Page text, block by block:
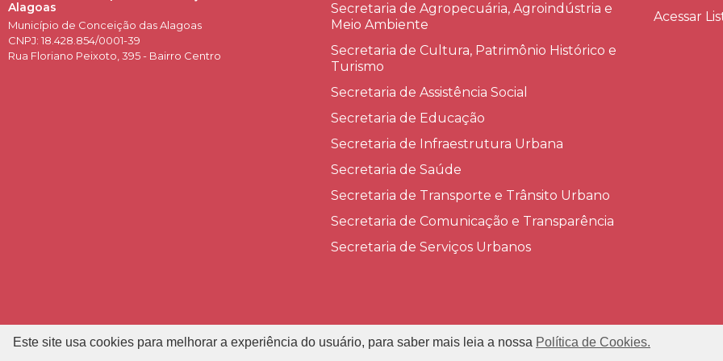
Alagoas
Município de Conceição das Alagoas
CNPJ: 18.428.854/0001-39
Rua Floriano Peixoto, 395 - Bairro Centro
Secretaria de Agropecuária, Agroindústria e
Meio Ambiente
Secretaria de Cultura, Patrimônio Histórico e
Turismo
Secretaria de Assistência Social
Secretaria de Educação
Secretaria de Infraestrutura Urbana
Secretaria de Saúde
Secretaria de Transporte e Trânsito Urbano
Secretaria de Comunicação e Transparência
Secretaria de Serviços Urbanos
Acessar
Prefeitura Municipal de Conceição das Alagoas
Este site usa cookies para melhorar a experiência do usuário, para saber mais leia a nossa Política de Cookies.